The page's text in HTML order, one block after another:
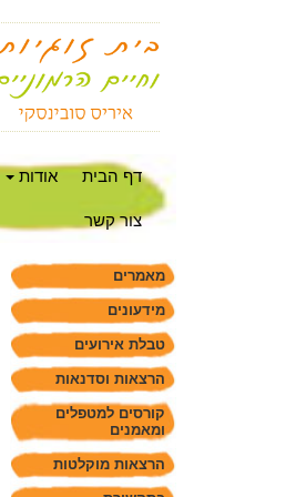
דף הבית אודות
צור קשר
מאמרים
מידעונים
טבלת אירועים
הרצאות וסדנאות
קורסים למטפלים
ומאמנים
הרצאות מוקלטות